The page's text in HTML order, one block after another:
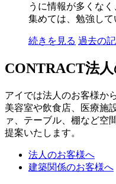
うに情報が多くな
集めては、勉強し
続きを見る 過去の
CONTRACT法
アイでは法人のお客様か
美容室や飲食店、医療施
ァ、テーブル、棚など空
提案いたします。
法人のお客様へ
建築関係のお客様へ